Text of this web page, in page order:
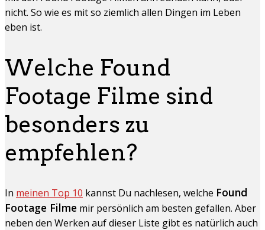
nicht. So wie es mit so ziemlich allen Dingen im Leben
eben ist.
Welche Found
Footage Filme sind
besonders zu
empfehlen?
In meinen Top 10 kannst Du nachlesen, welche Found
Footage Filme mir persönlich am besten gefallen. Aber
neben den Werken auf dieser Liste gibt es natürlich auch